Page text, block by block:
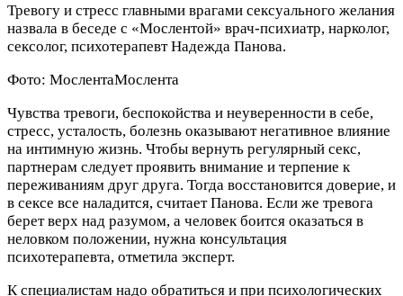
Тревогу и стресс главными врагами сексуального желания
назвала в беседе с «Мослентой» врач-психиатр, нарколог,
сексолог, психотерапевт Надежда Панова.
Фото: МослентаМослента
Чувства тревоги, беспокойства и неуверенности в себе,
стресс, усталость, болезнь оказывают негативное влияние
на интимную жизнь. Чтобы вернуть регулярный секс,
партнерам следует проявить внимание и терпение к
переживаниям друг друга. Тогда восстановится доверие, и
в сексе все наладится, считает Панова. Если же тревога
берет верх над разумом, а человек боится оказаться в
неловком положении, нужна консультация
психотерапевта, отметила эксперт.
К специалистам надо обратиться и при психологических